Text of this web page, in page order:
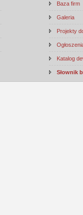
Baza firm
Galeria
Projekty
Katalog
Słownik